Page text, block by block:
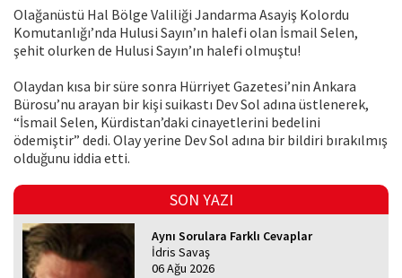
Olağanüstü Hal Bölge Valiliği Jandarma Asayiş Kolordu
Komutanlığı’nda Hulusi Sayın’ın halefi olan İsmail Selen,
şehit olurken de Hulusi Sayın’ın halefi olmuştu!
Olaydan kısa bir süre sonra Hürriyet Gazetesi’nin Ankara
Bürosu’nu arayan bir kişi suikastı Dev Sol adına üstlenerek,
“İsmail Selen, Kürdistan’daki cinayetlerini bedelini
ödemiştir” dedi. Olay yerine Dev Sol adına bir bildiri bırakılmış
olduğunu iddia etti.
SON YAZI
Aynı Sorulara Farklı Cevaplar
İdris Savaş
06 Ağu 2026